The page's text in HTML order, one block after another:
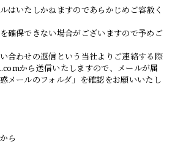
はいたしかねますのであらかじめご容赦く
確保できない場合がございますので予めご
合わせの返信という当社よりご連絡する際
から送信いたしますので、メールが届
メールのフォルダ」を確認をお願いいたし
ら